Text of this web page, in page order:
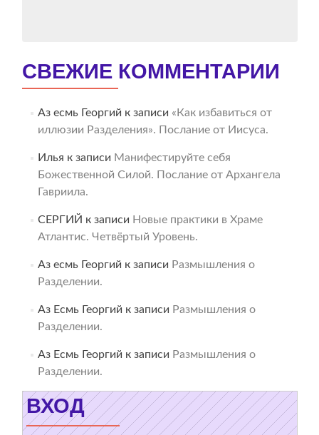
СВЕЖИЕ КОММЕНТАРИИ
Аз есмь Георгий к записи «Как избавиться от
иллюзии Разделения». Послание от Иисуса.
Илья к записи Манифестируйте себя
Божественной Силой. Послание от Архангела
Гавриила.
СЕРГИЙ к записи Новые практики в Храме
Атлантис. Четвёртый Уровень.
Аз есмь Георгий к записи Размышления о
Разделении.
Аз Есмь Георгий к записи Размышления о
Разделении.
Аз Есмь Георгий к записи Размышления о
Разделении.
ВХОД